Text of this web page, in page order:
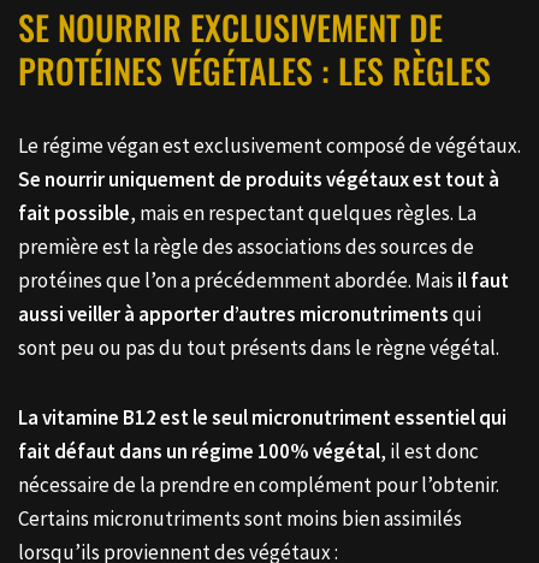
SE NOURRIR EXCLUSIVEMENT DE
PROTÉINES VÉGÉTALES : LES RÈGLES
Le régime végan est exclusivement composé de végétaux.
Se nourrir uniquement de produits végétaux est tout à
fait possible, mais en respectant quelques règles. La
première est la règle des associations des sources de
protéines que l’on a précédemment abordée. Mais il faut
aussi veiller à apporter d’autres micronutrimentsqui
sont peu ou pas du tout présents dans le règne végétal.
La vitamine B12 est le seul micronutriment essentiel qui
fait défaut dans un régime 100% végétal, il est donc
nécessaire de la prendre en complément pour l’obtenir.
Certains micronutriments sont moins bien assimilés
lorsqu’ils proviennent des végétaux :